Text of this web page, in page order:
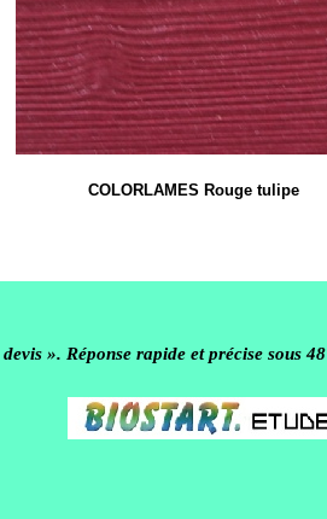
COLORLAMES Rouge tulipe
». Réponse rapide et précise sous 48